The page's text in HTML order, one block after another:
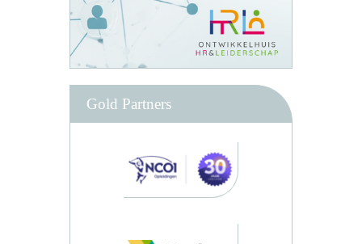
Gold Partners